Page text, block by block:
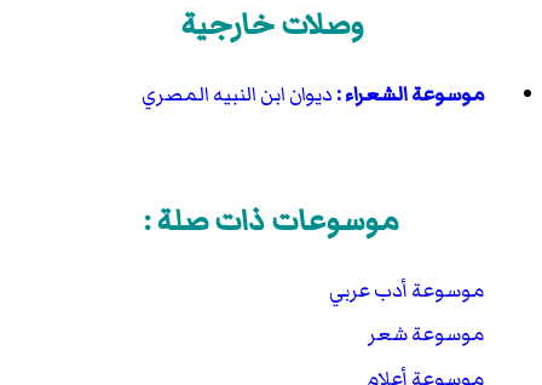
وصلات خارجية
موسوعة الشعراء :ديوان ابن النبيه المصري
موسوعات ذات صلة :
موسوعة أدب عربي
موسوعة شعر